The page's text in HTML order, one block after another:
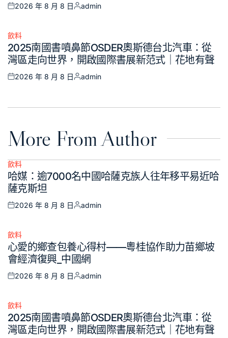
Posted
2026 年 8 月 8 日
Posted
admin
Posted
in
飲料
2025南國書噴鼻節OSDER奧斯德台北汽車：從
灣區走向世界，開啟國際書展新范式｜花地有聲
Posted
2026 年 8 月 8 日
Posted
admin
More From Author
Posted
in
飲料
哈媒：逾7000名中國哈薩克族人往年移平易近哈
薩克斯坦
Posted
2026 年 8 月 8 日
Posted
admin
Posted
in
飲料
心愛的鄉查包養心得村——粵桂協作助力苗鄉坡
會經濟復興_中國網
Posted
2026 年 8 月 8 日
Posted
admin
Posted
in
飲料
2025南國書噴鼻節OSDER奧斯德台北汽車：從
灣區走向世界，開啟國際書展新范式｜花地有聲